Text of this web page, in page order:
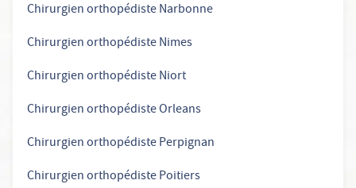
Chirurgien orthopédiste Narbonne
Chirurgien orthopédiste Nimes
Chirurgien orthopédiste Niort
Chirurgien orthopédiste Orleans
Chirurgien orthopédiste Perpignan
Chirurgien orthopédiste Poitiers